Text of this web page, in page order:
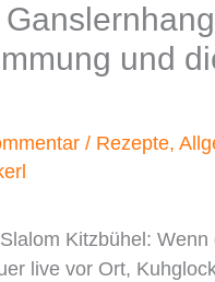
und
/ Rezepte,
Kitzbühel:
live vor Ort,